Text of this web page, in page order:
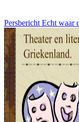
Persbericht Echt waar